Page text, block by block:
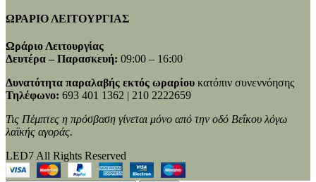
ΩΡΑΡΙΟ ΛΕΙΤΟΥΡΓΙΑΣ
Ωράριο Λειτουργίας
Δευτέρα – Παρασκευή: 09:00 – 16:00
Δυνατότητα παραλαβής εκτός ωραρίου κατόπιν συνεννόησης
Τηλέφωνο: 693 401 1362 | 210 2222659
Τις Πέμπτες η πρόσβαση γίνεται μόνο από την οδό Βεΐκου λόγω
λαϊκής αγοράς.
LED7 All Rights Reserved